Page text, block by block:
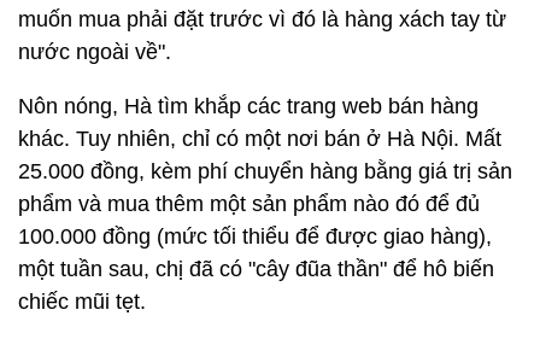
muốn mua phải đặt trước vì đó là hàng xách tay từ
nước ngoài về".
Nôn nóng, Hà tìm khắp các trang web bán hàng
khác. Tuy nhiên, chỉ có một nơi bán ở Hà Nội. Mất
25.000 đồng, kèm phí chuyển hàng bằng giá trị sản
phẩm và mua thêm một sản phẩm nào đó để đủ
100.000 đồng (mức tối thiểu để được giao hàng),
một tuần sau, chị đã có "cây đũa thần" để hô biến
chiếc mũi tẹt.